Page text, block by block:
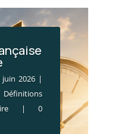
juin 2026 |
Définitions
| 0
sous
2026
|